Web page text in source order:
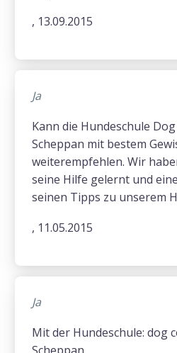
, 13.09.2015
Ja
Kann die Hundeschule
Scheppan mit bestem
weiterempfehlen. Wir
seine Hilfe gelernt und
seinen Tipps zu unserem
, 11.05.2015
Ja
Mit der Hundeschule: dog